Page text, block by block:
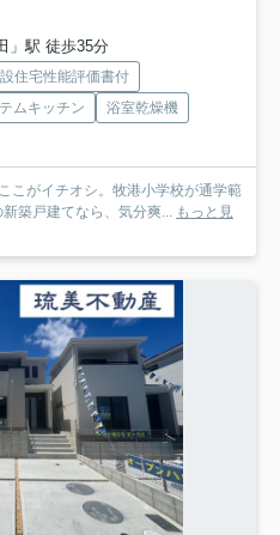
」駅 徒歩35分
住宅性能評価書付
ムキッチン
浴室乾燥機
こがイチオシ。牧港小学校が通学範
築戸建てなら、気分爽... もっと見